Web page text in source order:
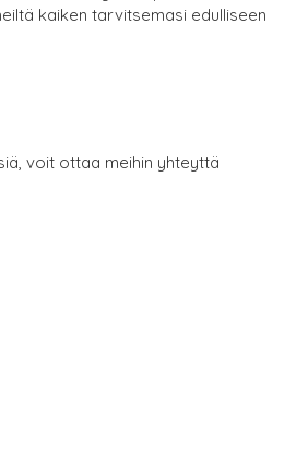
kaiken tarvitsemasi edulliseen
voit ottaa meihin yhteyttä